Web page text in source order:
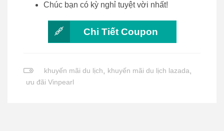
Chúc bạn có kỳ nghỉ tuyệt vời nhất!
Chi Tiết Coupon
khuyến mãi du lịch, khuyến mãi du lịch lazada,
ưu đãi Vinpearl